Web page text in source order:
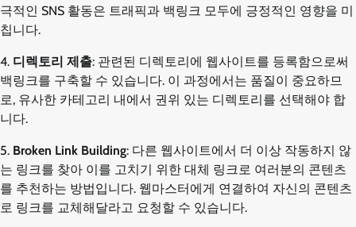
극적인 SNS 활동은 트래픽과 백링크 모두에 긍정적인 영향을 미
칩니다.
4. 디렉토리 제출: 관련된 디렉토리에 웹사이트를 등록함으로써
백링크를 구축할 수 있습니다. 이 과정에서는 품질이 중요하므
로, 유사한 카테고리 내에서 권위 있는 디렉토리를 선택해야 합
니다.
5. Broken Link Building: 다른 웹사이트에서 더 이상 작동하지 않
는 링크를 찾아 이를 고치기 위한 대체 링크로 여러분의 콘텐츠
를 추천하는 방법입니다. 웹마스터에게 연결하여 자신의 콘텐츠
로 링크를 교체해달라고 요청할 수 있습니다.